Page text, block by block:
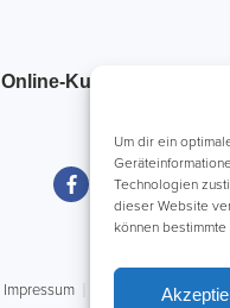
Um dir ein
Technologien
dieser Website
können
Online-Kurse
Impressum